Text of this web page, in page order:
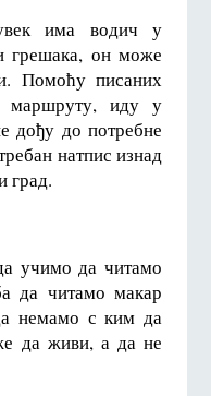
има водич у
он може
Помоћу писаних
маршруту, иду у
дођу до потребне
натпис изнад
град.
учимо да читамо
да читамо макар
немамо с ким да
да живи, а да не